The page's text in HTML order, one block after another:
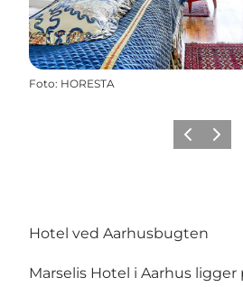
Foto: HORESTA
ForrigeNæste
Hotel ved Aarhusbugten
Marselis Hotel i Aarhus ligger